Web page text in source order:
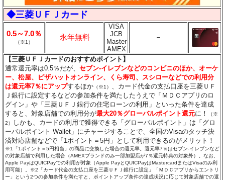
◆三菱ＵＦＪカード
0.5～7.0％
（※1）
永年無料
VISA
JCB
Master
AMEX
－
【三菱ＵＦＪカードのおすすめポイント】
通常還元率は0.5％だが、セブン‐イレブンなどのコンビニのほか、オーケ
ー、松屋、ピザハットオンライン、くら寿司、スシローなどでの利用分
は還元率7％にアップするほか （※1）
、カード代金の支払口座を三菱ＵＦ
Ｊ銀行に設定するなどの参加条件を満たしたうえで「ＭＤＣアプリのロ
グイン」や「三菱ＵＦＪ銀行の住宅ローンの利用」といった条件を達成
すると、対象店舗での利用分が最大20％グローバルポイント還元に！
（※
2）
しかも、カードの利用で獲得できる「グローバルポイント」は「グロ
ーバルポイント Wallet」にチャージすることで、全国のVisaのタッチ決
済対応店舗などで「1ポイント＝5円」として利用できるのがメリット！
※1「1ポイント＝5円相当」の商品に交換した場合の還元率。還元率7％はセブン‐イレブンなど
の対象店舗で利用した場合（AMEXブランドのみ一部加盟店が7％還元特典の対象外）。なお、
Apple PayはQUICPayでの利用が対象（Apple PayとQUICPayはMastercardまたはVisaのみ利
用可能）。※2「カード代金の支払口座を三菱ＵＦＪ銀行に設定」「ＭＤＣアプリからエントリ
ー」という2つの参加条件を満たすと、ポイントアップ条件の達成状況に応じて対象店舗での還